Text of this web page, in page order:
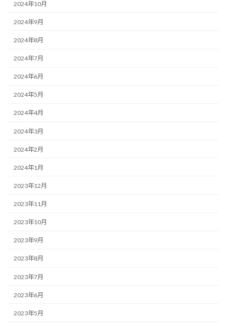
2024年10月
2024年9月
2024年8月
2024年7月
2024年6月
2024年5月
2024年4月
2024年3月
2024年2月
2024年1月
2023年12月
2023年11月
2023年10月
2023年9月
2023年8月
2023年7月
2023年6月
2023年5月